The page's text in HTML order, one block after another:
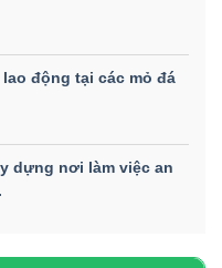
động tại các mỏ đá
dựng nơi làm việc an